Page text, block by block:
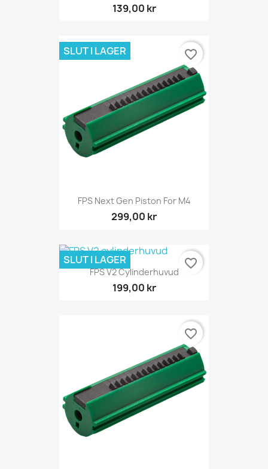
139,00 kr
FPS Next Gen Piston For M4
299,00 kr
SLUT I LAGER favorite_border
FPS V2 Cylinderhuvud
199,00 kr
SLUT I LAGER favorite_border
favorite_border